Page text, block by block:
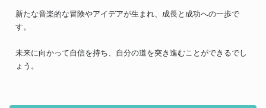
新たな音楽的な冒険やアイデアが生まれ、成長と成功への一歩で
す。
未来に向かって自信を持ち、自分の道を突き進むことができるでし
ょう。